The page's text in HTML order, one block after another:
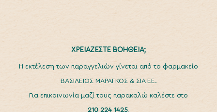
ΧΡΕΙΑΖΕΣΤΕ ΒΟΗΘΕΙΑ;
H εκτέλεση των παραγγελιών γίνεται από το φαρμακείο
ΒΑΣΙΛΕΙΟΣ ΜΑΡΑΓΚΟΣ & ΣΙΑ ΕΕ.
Για επικοινωνία μαζί τους παρακαλώ καλέστε στο
210 224 1425,